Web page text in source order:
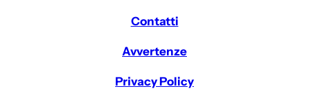
Contatti
Avvertenze
Privacy Policy